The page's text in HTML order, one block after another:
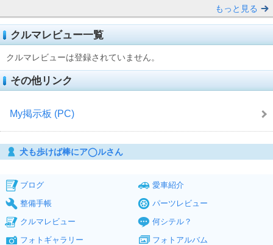
もっと見る
クルマレビュー一覧
クルマレビューは登録されていません。
その他リンク
My掲示板 (PC)
犬も歩けば棒にア◯ルさん
ブログ
愛車紹介
整備手帳
パーツレビュー
クルマレビュー
何シテル？
フォトギャラリー
フォトアルバム